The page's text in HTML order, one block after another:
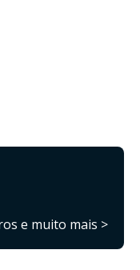
e muito mais >